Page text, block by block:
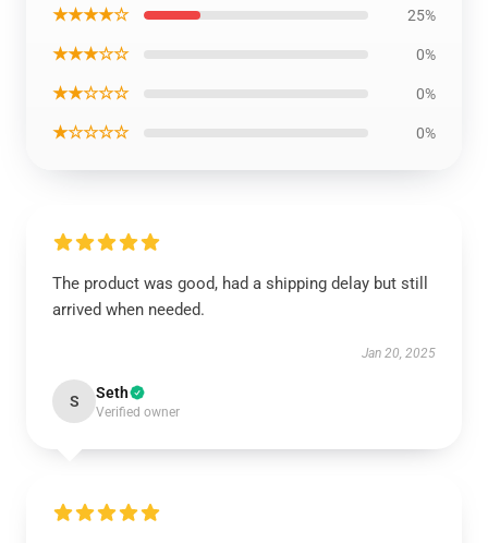
★★★★☆ 25%
★★★☆☆ 0%
★★☆☆☆ 0%
★☆☆☆☆ 0%
The product was good, had a shipping delay but still
arrived when needed.
Jan 20, 2025
S Seth
Verified owner